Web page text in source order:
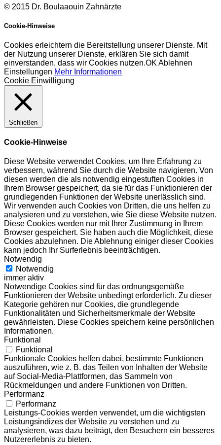
© 2015 Dr. Boulaaouin Zahnärzte
Cookie-Hinweise
Cookies erleichtern die Bereitstellung unserer Dienste. Mit
der Nutzung unserer Dienste, erklären Sie sich damit
einverstanden, dass wir Cookies nutzen.OK Ablehnen
Einstellungen Mehr Informationen
Cookie Einwilligung
Schließen
Cookie-Hinweise
Diese Website verwendet Cookies, um Ihre Erfahrung zu
verbessern, während Sie durch die Website navigieren. Von
diesen werden die als notwendig eingestuften Cookies in
Ihrem Browser gespeichert, da sie für das Funktionieren der
grundlegenden Funktionen der Website unerlässlich sind.
Wir verwenden auch Cookies von Dritten, die uns helfen zu
analysieren und zu verstehen, wie Sie diese Website nutzen.
Diese Cookies werden nur mit Ihrer Zustimmung in Ihrem
Browser gespeichert. Sie haben auch die Möglichkeit, diese
Cookies abzulehnen. Die Ablehnung einiger dieser Cookies
kann jedoch Ihr Surferlebnis beeinträchtigen.
Notwendig
Notwendig
immer aktiv
Notwendige Cookies sind für das ordnungsgemäße
Funktionieren der Website unbedingt erforderlich. Zu dieser
Kategorie gehören nur Cookies, die grundlegende
Funktionalitäten und Sicherheitsmerkmale der Website
gewährleisten. Diese Cookies speichern keine persönlichen
Informationen.
Funktional
Funktional
Funktionale Cookies helfen dabei, bestimmte Funktionen
auszuführen, wie z. B. das Teilen von Inhalten der Website
auf Social-Media-Plattformen, das Sammeln von
Rückmeldungen und andere Funktionen von Dritten.
Performanz
Performanz
Leistungs-Cookies werden verwendet, um die wichtigsten
Leistungsindizes der Website zu verstehen und zu
analysieren, was dazu beiträgt, den Besuchern ein besseres
Nutzererlebnis zu bieten.